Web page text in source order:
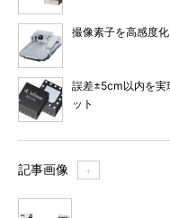
撮像素子を高感度
誤差±5cm以内を実
ット
記事画像 ＋